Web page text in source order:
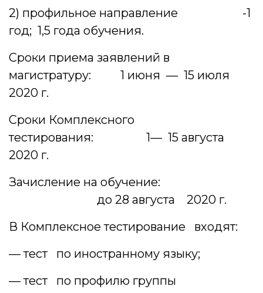
2) профильное направление -1
год; 1,5 года обучения.
Сроки приема заявлений в
магистратуру: 1 июня — 15 июля
2020 г.
Сроки Комплексного
тестирования: 1— 15 августа
2020 г.
Зачисление на обучение:
до 28 августа 2020 г.
В Комплексное тестирование входят:
— тест по иностранному языку;
— тест по профилю группы